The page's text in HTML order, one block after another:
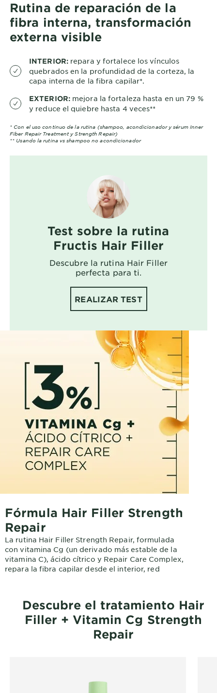
Rutina de reparación de la
fibra interna, transformación
externa visible
INTERIOR:repara y fortalece los vínculos
quebrados en la profundidad de la corteza, la
capa interna de la fibra capilar*.
EXTERIOR:mejora la fortaleza hasta en un 79 %
y reduce el quiebre hasta 4 veces**
* Con el uso continuo de la rutina (shampoo, acondicionador y sérum Inner
Fiber Repair Treatment y Strength Repair)
** Usando la rutina vs shampoo no acondicionador
Test sobre la rutina
Fructis Hair Filler
Descubre la rutina Hair Filler
perfecta para ti.
REALIZAR TEST
Fórmula Hair Filler Strength
Repair
La rutina Hair Filler Strength Repair, formulada
con vitamina Cg (un derivado más estable de la
vitamina C), ácido cítrico y Repair Care Complex,
repara la fibra capilar desde el interior, red
Descubre el tratamiento Hair
Filler + Vitamin Cg Strength
Repair